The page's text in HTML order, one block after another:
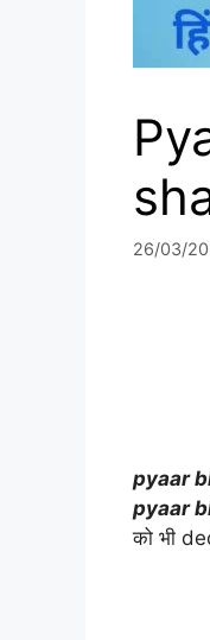
26/03/
pyaar
pyaar
को भी